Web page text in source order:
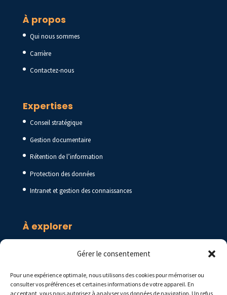
Gérer le consentement
Pour une expérience optimale, nous utilisons des cookies pour mémoriser ou
consulter vos préférences et certaines informations de votre appareil. En
acceptant, vous nous autorisez à analyser vos données de navigation. Un refus
À propos
Qui nous sommes
Carrière
Contactez-nous
Expertises
Conseil stratégique
Gestion documentaire
Rétention de l’information
Protection des données
Intranet et gestion des connaissances
À explorer
Foire aux questions